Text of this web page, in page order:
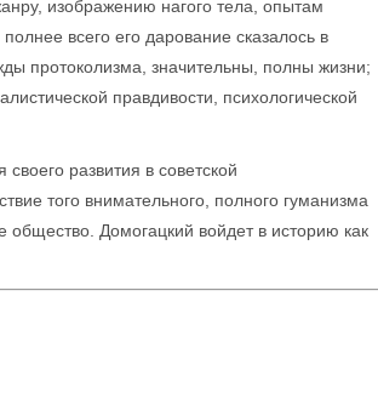
изображению нагого тела, опытам
всего его дарование сказалось в
протоколизма, значительны, полны жизни;
правдивости, психологической
развития в советской
того внимательного, полного гуманизма
общество. Домогацкий войдет в историю как